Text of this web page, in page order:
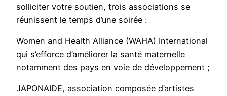
solliciter votre soutien, trois associations se
réunissent le temps d’une soirée :
Women and Health Alliance (WAHA) International
qui s’efforce d’améliorer la santé maternelle
notamment des pays en voie de développement ;
JAPONAIDE, association composée d’artistes